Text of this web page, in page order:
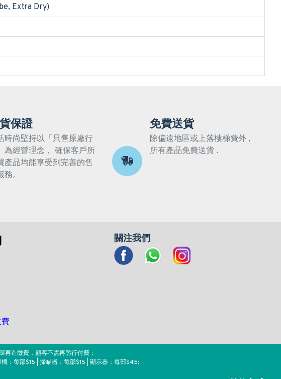
Extra Dry)
保證
時尚堅持以「只售原廠行
為經營理念， 確保客戶所
產品均能享受到完善的售
務。
免費送貨
除偏遠地區或上落樓梯費外 ,
所有產品免費送貨 .
關注我們
造徵費，顧客不需再另行付費：
：每部$15 | 掃瞄器：每部$15 | 顯示器：每部$45;